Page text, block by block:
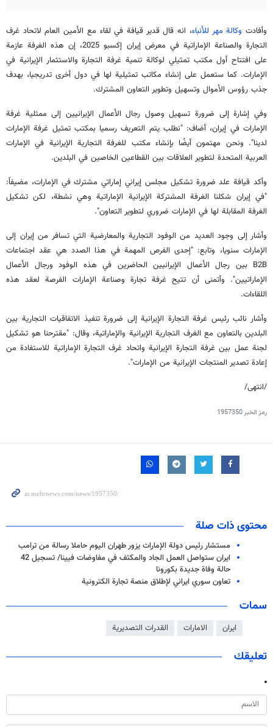
وأفادت وكالة مهر للأنباء، انه قال قدير قيافة في لقاء مع الأمين العام لاتحاد غرف
التجارة والصناعة الإماراتية في معرض إيران إكسبو 2025، إن هذه الغرفة عازمة
على افتتاح أول مكتب تمثيلي لوكالة تنمية غرفة التجارة والاستثمار الإيرانية في
الإمارات. كما ستعمل على إنشاء مكاتب تمثيلية لها في دول أخرى تدريجيا، بهدف
جذب رؤوس الأموال وتسهيل وتطوير التعاون المشترك.
وفي إشارة إلى ضرورة تسهيل وصول رجال الأعمال الإيرانيين إلى ممثلية غرفة
الإمارات في إيران، أضاف: "نطلب يتم التعريف رسميا بمكتب تمثيل غرفة الإمارات
لدينا". ونحن مهتمون أيضًا بإنشاء مكتب للغرفة التجارية الإيرانية في الإمارات
العربية المتحدة لتطوير العلاقات بين القطاعين الخاصين في البلدين.
وأكد قيافة علد ضرورة تشكيل مجلس إيراني إماراتي مشترك في الإمارات، مضيفاً:
"في إيران شكلنا الغرفة المشتركة الإيرانية الإماراتية وهي نشطة، لكن تشكيل
الغرفة المقابلة لها في الإمارات ضروري لتطوير التعاون".
وأشار إلى وجود العديد من الوفود التجارية والمعارضية التي تسافر من إيران إلى
الإمارات سنويا، وتابع: "إحدى الفرص المهمة في هذا الصدد هي عقد اجتماعات
B2B بين رجال الأعمال الإيرانيين الحاضرين في هذه الوفود ورجال الأعمال
الإماراتيين". وأتمنى أن تتيح غرفة تجارة وصناعة الإمارات الفرصة لعقد هذه
اللقاءات.
وأشار نائب رئيس غرفة التجارة الإيرانية إلى ضرورة تنفيذ الاتفاقيات التجارية بين
البلدين بالتعاون مع الغرف التجارية الإيرانية والإماراتية، وقال: "مقترحنا هو تشكيل
لجنة عمل بين غرفة التجارة الإيرانية واتحاد غرف التجارة الإماراتية للاستفادة من
إعادة تصدير المنتجات الإيرانية من الإمارات".
/انتهى/
رمز الخبر1957350
محتوى ذات صلة
مستشار رئيس دولة الإمارات يزور طهران اليوم حاملا رسالة من ترامب
ايران ستواصل العمل الجاد والمكثف في مفاوضات فيينا/ تسجيل 42
حالة وفاة جديدة بكورونا
تعاون سوري ايراني لإطلاق منصة تجارة الكترونية
سمات
ايران الامارات القدرات التصديرية
تعليقك